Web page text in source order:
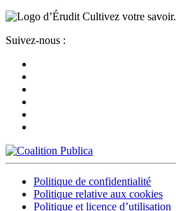
Cultivez votre savoir.
Suivez-nous :
Politique de confidentialité
Politique relative aux cookies
Politique et licence d’utilisation